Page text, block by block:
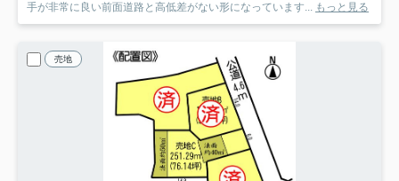
手が非常に良い前面道路と高低差がない形になっています... もっと見る
売地